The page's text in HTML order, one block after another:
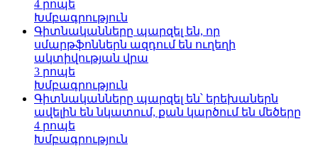
4 րոպե
Խմբագրություն
Գիտնականները պարզել են, որ
սմարթֆոններն ազդում են ուղեղի
ակտիվության վրա
3 րոպե
Խմբագրություն
Գիտնականները պարզել են՝ երեխաներն
ավելին են նկատում, քան կարծում են մեծերը
4 րոպե
Խմբագրություն